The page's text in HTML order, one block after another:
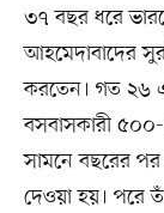
৩৭ বছর ধরে
আহমেদাবাদের
করতেন। গত ২৬
বসবাসকারী
সামনে বছরের পর
দেওয়া হয়। পরে